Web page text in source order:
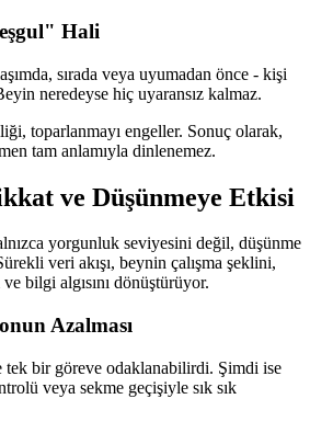
Hali
sırada veya uyumadan önce - kişi
neredeyse hiç uyaransız kalmaz.
toparlanmayı engeller. Sonuç olarak,
tam anlamıyla dinlenemez.
ve Düşünmeye Etkisi
yorgunluk seviyesini değil, düşünme
veri akışı, beynin çalışma şeklini,
bilgi algısını dönüştürüyor.
Azalması
tek bir göreve odaklanabilirdi. Şimdi ise
veya sekme geçişiyle sık sık